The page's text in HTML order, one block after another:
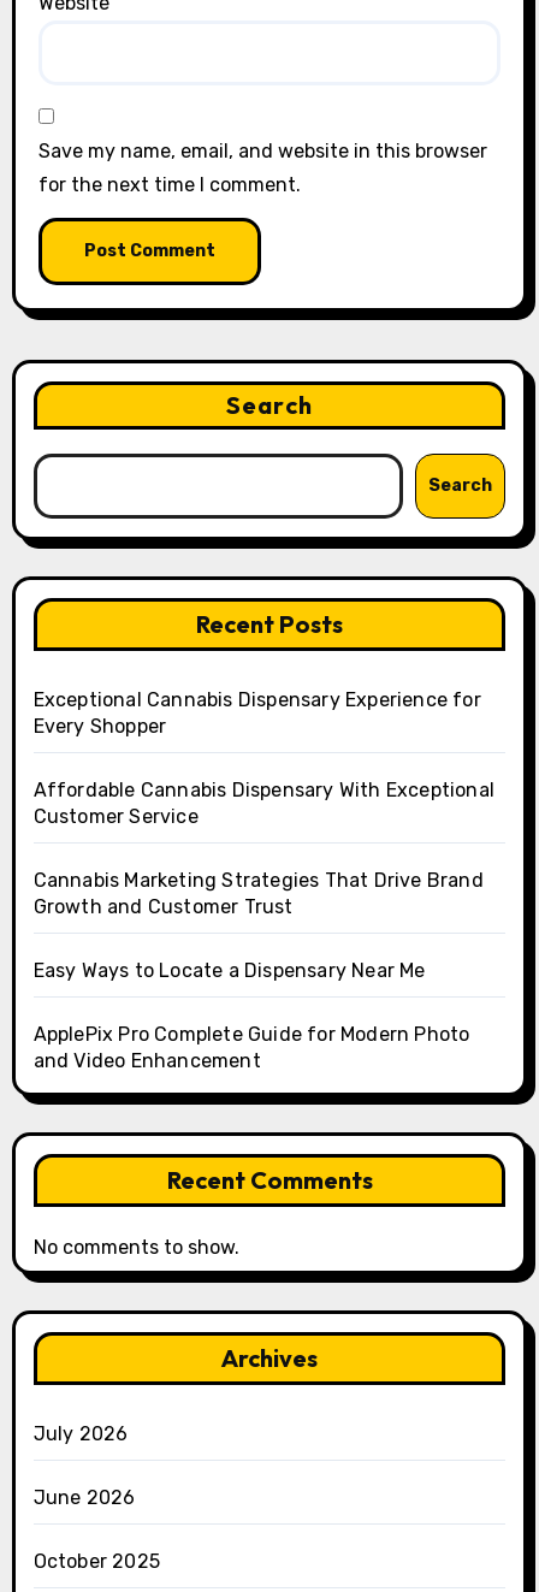
Save my name, email, and website in this browser
for the next time I comment.
Search
Search
Recent Posts
Exceptional Cannabis Dispensary Experience for
Every Shopper
Affordable Cannabis Dispensary With Exceptional
Customer Service
Cannabis Marketing Strategies That Drive Brand
Growth and Customer Trust
Easy Ways to Locate a Dispensary Near Me
ApplePix Pro Complete Guide for Modern Photo
and Video Enhancement
Recent Comments
No comments to show.
Archives
July 2026
June 2026
October 2025